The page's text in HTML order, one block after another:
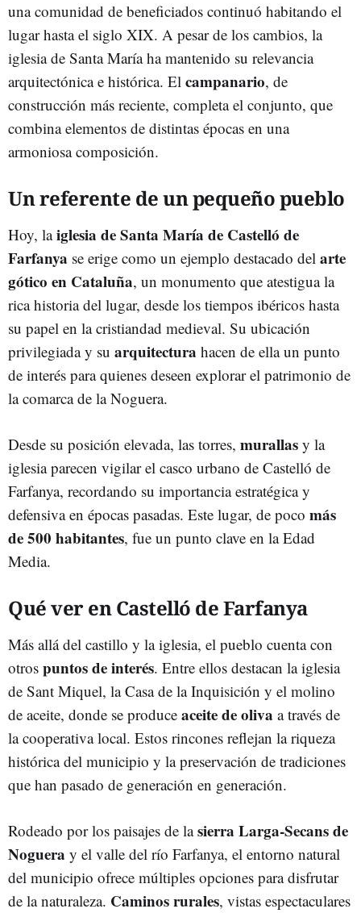
una comunidad de beneficiados continuó habitando el
lugar hasta el siglo XIX. A pesar de los cambios, la
iglesia de Santa María ha mantenido su relevancia
arquitectónica e histórica. El campanario, de
construcción más reciente, completa el conjunto, que
combina elementos de distintas épocas en una
armoniosa composición.
Un referente de un pequeño pueblo
Hoy, laiglesia de Santa María de Castelló de
Farfanya se erige como un ejemplo destacado del arte
gótico en Cataluña, un monumento que atestigua la
rica historia del lugar, desde los tiempos ibéricos hasta
su papel en la cristiandad medieval. Su ubicación
privilegiada y su arquitectura hacen de ella un punto
de interés para quienes deseen explorar el patrimonio de
la comarca de la Noguera.
Desde su posición elevada, las torres, murallas y la
iglesia parecen vigilar el casco urbano de Castelló de
Farfanya, recordando su importancia estratégica y
defensiva en épocas pasadas. Este lugar, de poco más
de 500 habitantes, fue un punto clave en la Edad
Media.
Qué ver en Castelló de Farfanya
Más allá del castillo y la iglesia, el pueblo cuenta con
otros puntos de interés. Entre ellos destacan la iglesia
de Sant Miquel, la Casa de la Inquisición y el molino
de aceite, donde se produce aceite de oliva a través de
la cooperativa local. Estos rincones reflejan la riqueza
histórica del municipio y la preservación de tradiciones
que han pasado de generación en generación.
Rodeado por los paisajes de lasierra Larga-Secans de
Noguera y el valle del río Farfanya, el entorno natural
del municipio ofrece múltiples opciones para disfrutar
de la naturaleza. Caminos rurales, vistas espectaculares